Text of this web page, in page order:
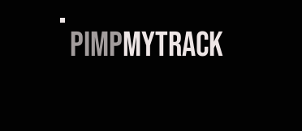
PIMPMYTRACK